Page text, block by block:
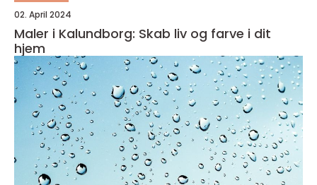
02. April 2024
Maler i Kalundborg: Skab liv og farve i dit
hjem